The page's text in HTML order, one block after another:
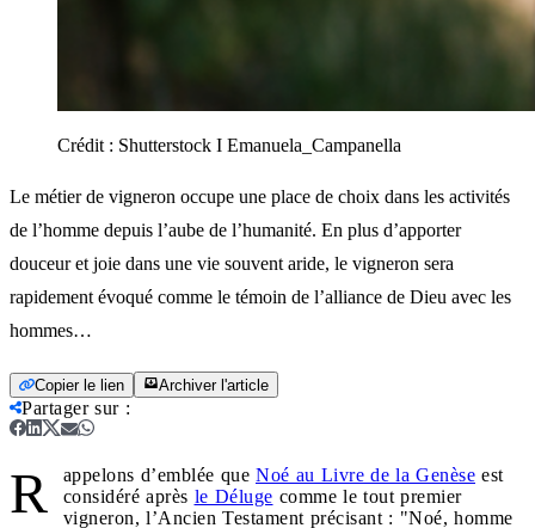
Crédit : Shutterstock I Emanuela_Campanella
Le métier de vigneron occupe une place de choix dans les activités
de l’homme depuis l’aube de l’humanité. En plus d’apporter
douceur et joie dans une vie souvent aride, le vigneron sera
rapidement évoqué comme le témoin de l’alliance de Dieu avec les
hommes…
Copier le lien Archiver l'article
Partager sur:
R appelons d’emblée que Noé au Livre de la Genèse est
considéré après le Déluge comme le tout premier
vigneron, l’Ancien Testament précisant : "Noé, homme